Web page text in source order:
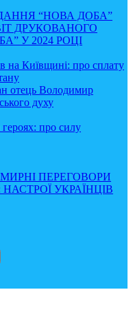
“НОВА ДОБА”
ДРУКОВАНОГО
У 2024 РОЦІ
на Київщині: про сплату
отець Володимир
духу
про силу
ПЕРЕГОВОРИ
УКРАЇНЦІВ